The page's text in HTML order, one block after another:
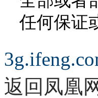
任何保证
返回凤凰